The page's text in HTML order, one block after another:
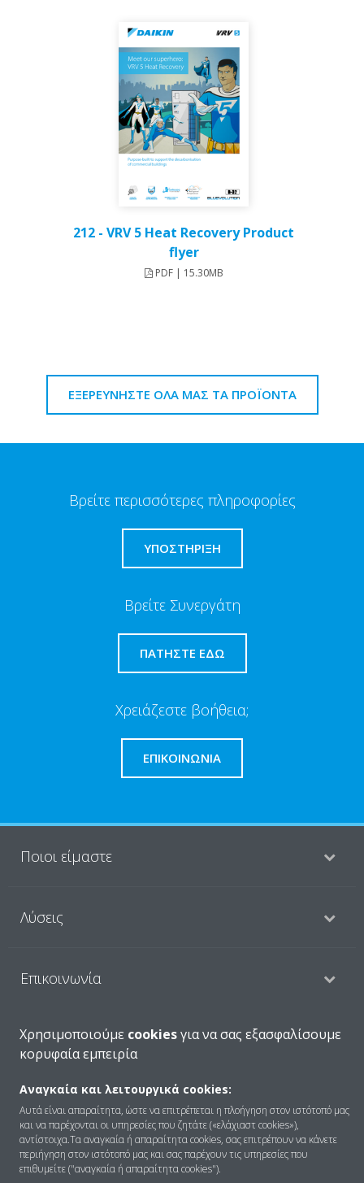
212 - VRV 5 Heat Recovery Product
flyer
PDF | 15.30MB
ΕΞΕΡΕΥΝΗΣΤΕ ΟΛΑ ΜΑΣ ΤΑ ΠΡΟΪΟΝΤΑ
Βρείτε περισσότερες πληροφορίες
ΥΠΟΣΤΗΡΙΞΗ
Βρείτε Συνεργάτη
ΠΑΤΉΣΤΕ ΕΔΏ
Χρειάζεστε βοήθεια;
ΕΠΙΚΟΙΝΩΝΊΑ
Ποιοι είμαστε
Λύσεις
Επικοινωνία
Προϊόντα
Copyright © Daikin
Ανακοίνωση νομικού περιεχομένου
ΠΟΛΙΤΙΚΗ ΧΡΗΣΗΣ COOKIES
Πολιτική Προστασίας Δεδομένων
Εταιρική δεοντολογία
Data Act
Χρησιμοποιούμε cookiesγια να σας εξασφαλίσουμε
κορυφαία εμπειρία
Αναγκαία και λειτουργικά cookies:
Αυτά είναι απαραίτητα, ώστε να επιτρέπεται η πλοήγηση στον ιστότοπό μας
και να παρέχονται οι υπηρεσίες που ζητάτε («ελάχιαστ cookies»),
αντίστοιχα.Τα αναγκαία ή απαραίτητα cookies, σας επιτρέπουν να κάνετε
περιήγηση στον ιστότοπό μας και σας παρέχουν τις υπηρεσίες που
επιθυμείτε ("αναγκαία ή απαραίτητα cookies").